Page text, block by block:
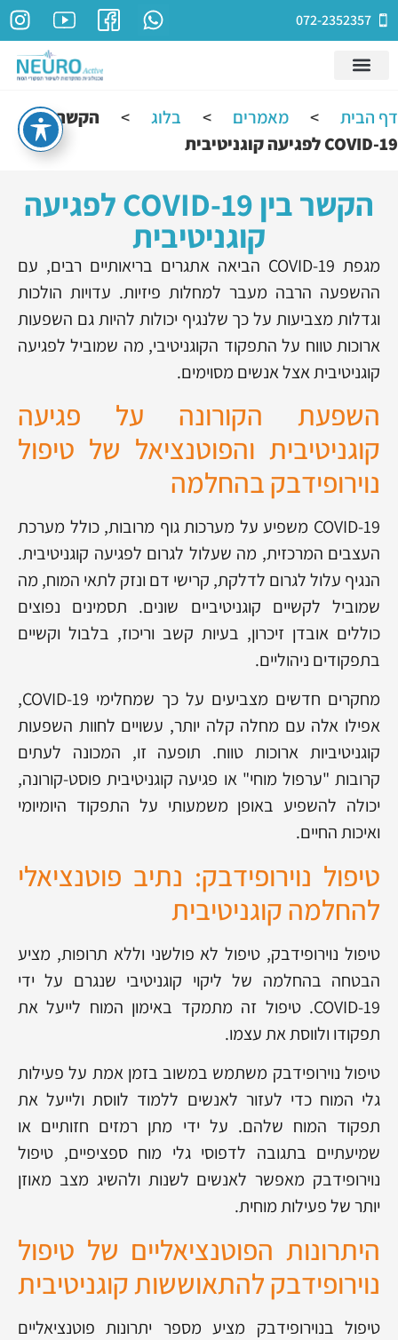
072-2352357
דף הבית > מאמרים > בלוג >
הקשר בין
COVID-19 לפגיעה קוגניטיבית
הקשר בין COVID-19 לפגיעה
קוגניטיבית
מגפת COVID-19 הביאה אתגרים בריאותיים רבים, עם
ההשפעה הרבה מעבר למחלות פיזיות. עדויות הולכות
וגדלות מצביעות על כך שלנגיף יכולות להיות גם השפעות
ארוכות טווח על התפקוד הקוגניטיבי, מה שמוביל לפגיעה
קוגניטיבית אצל אנשים מסוימים.
השפעת הקורונה על פגיעה
קוגניטיבית והפוטנציאל של טיפול
נוירופידבק בהחלמה
COVID-19 משפיע על מערכות גוף מרובות, כולל מערכת
העצבים המרכזית, מה שעלול לגרום לפגיעה קוגניטיבית.
הנגיף עלול לגרום לדלקת, קרישי דם ונזק לתאי המוח, מה
שמוביל לקשיים קוגניטיביים שונים. תסמינים נפוצים
כוללים אובדן זיכרון, בעיות קשב וריכוז, בלבול וקשיים
בתפקודים ניהוליים.
מחקרים חדשים מצביעים על כך שמחלימי COVID-19,
אפילו אלה עם מחלה קלה יותר, עשויים לחוות השפעות
קוגניטיביות ארוכות טווח. תופעה זו, המכונה לעתים
קרובות "ערפול מוחי" או פגיעה קוגניטיבית פוסט-קורונה,
יכולה להשפיע באופן משמעותי על התפקוד היומיומי
ואיכות החיים.
טיפול נוירופידבק: נתיב פוטנציאלי
להחלמה קוגניטיבית
טיפול נוירופידבק, טיפול לא פולשני וללא תרופות, מציע
הבטחה בהחלמה של ליקוי קוגניטיבי שנגרם על ידי
COVID-19. טיפול זה מתמקד באימון המוח לייעל את
תפקודו ולווסת את עצמו.
טיפול נוירופידבק משתמש במשוב בזמן אמת על פעילות
גלי המוח כדי לעזור לאנשים ללמוד לווסת ולייעל את
תפקוד המוח שלהם. על ידי מתן רמזים חזותיים או
שמיעתיים בתגובה לדפוסי גלי מוח ספציפיים, טיפול
נוירופידבק מאפשר לאנשים לשנות ולהשיג מצב מאוזן
יותר של פעילות מוחית.
היתרונות הפוטנציאליים של טיפול
נוירופידבק להתאוששות קוגניטיבית
טיפול בנוירופידבק מציע מספר יתרונות פוטנציאליים